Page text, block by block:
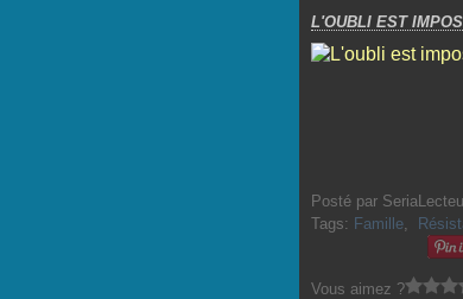
L'OUBLI EST
Posté par
Tags: Famille,
Vous aimez ?